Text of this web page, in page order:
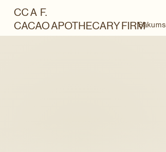
CC A F.
CACAO APOTHECARY FIRMSākums